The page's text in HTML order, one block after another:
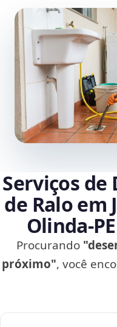
Serviços
de Ralo em
Procurando
próximo", você